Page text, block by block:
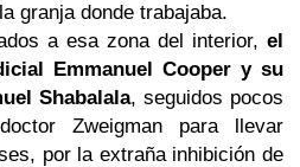
granja donde trabajaba.
a esa zona del interior, el
Emmanuel Cooper y su
Shabalala, seguidos pocos
Zweigman para llevar
por la extraña inhibición de